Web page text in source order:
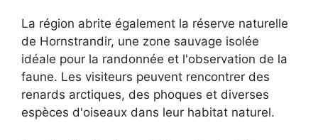
La région abrite également la réserve naturelle
de Hornstrandir, une zone sauvage isolée
idéale pour la randonnée et l'observation de la
faune. Les visiteurs peuvent rencontrer des
renards arctiques, des phoques et diverses
espèces d'oiseaux dans leur habitat naturel.